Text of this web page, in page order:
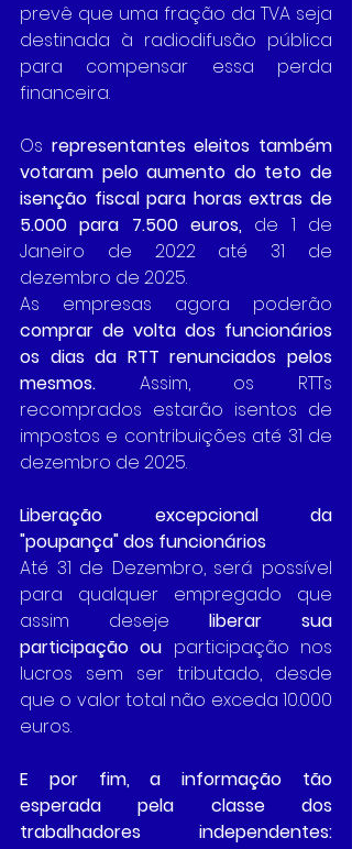
prevê que uma fração da TVA seja
destinada à radiodifusão pública
para compensar essa perda
financeira.
Os representantes eleitos também
votaram pelo aumento do teto de
isenção fiscal para horas extras de
5.000 para 7.500 euros, de 1 de
Janeiro de 2022 até 31 de
dezembro de 2025.
comprar de volta dos funcionários
os dias da RTT renunciados pelos
mesmos. Assim, os RTTs
recomprados estarão isentos de
impostos e contribuições até 31 de
dezembro de 2025.
Liberação excepcional da
"poupança" dos funcionários
Até 31 de Dezembro, será possível
para qualquer empregado que
assim deseje liberar sua
participação ou participação nos
lucros sem ser tributado, desde
que o valor total não exceda 10.000
euros.
E por fim, a informação tão
esperada pela classe dos
trabalhadores independentes: